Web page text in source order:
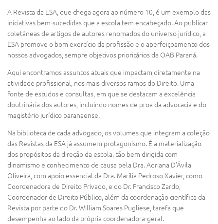
A Revista da ESA, que chega agora ao número 10, é um exemplo das
iniciativas bem-sucedidas que a escola tem encabeçado. Ao publicar
coletâneas de artigos de autores renomados do universo jurídico, a
ESA promove o bom exercício da profissão e o aperfeiçoamento dos
nossos advogados, sempre objetivos prioritários da OAB Paraná.
Aqui encontramos assuntos atuais que impactam diretamente na
atividade profissional, nos mais diversos ramos do Direito. Uma
fonte de estudos e consultas, em que se destacam a excelência
doutrinária dos autores, incluindo nomes de proa da advocacia e do
magistério jurídico paranaense.
Na biblioteca de cada advogado, os volumes que integram a coleção
das Revistas da ESA já assumem protagonismo. É a materialização
dos propósitos da direção da escola, tão bem dirigida com
dinamismo e conhecimento de causa pela Dra. Adriana D’Ávila
Oliveira, com apoio essencial da Dra. Marília Pedroso Xavier, como
Coordenadora de Direito Privado, e do Dr. Francisco Zardo,
Coordenador de Direito Público, além da coordenação científica da
Revista por parte do Dr. William Soares Pugliese, tarefa que
desempenha ao lado da própria coordenadora-geral.